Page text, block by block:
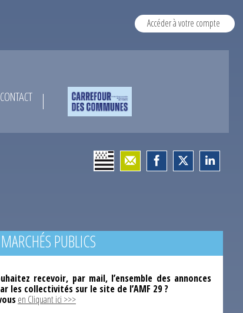
Accéder à votre compte
CONTACT
PUBLICS
recevoir, par mail, l’ensemble des annonces
les collectivités sur le site de l’AMF 29 ?
en Cliquant ici >>>